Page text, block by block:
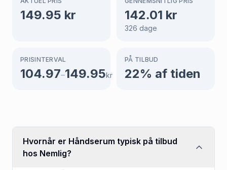
149.95 kr 142.01 kr
326 dage
PRISINTERVAL
104.97–149.95kr
PÅ TILBUD
22% af tiden
Hvornår er Håndserum typisk på tilbud
hos Nemlig?